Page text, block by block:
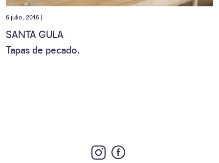
6 julio, 2016 |
SANTA GULA
Tapas de pecado.